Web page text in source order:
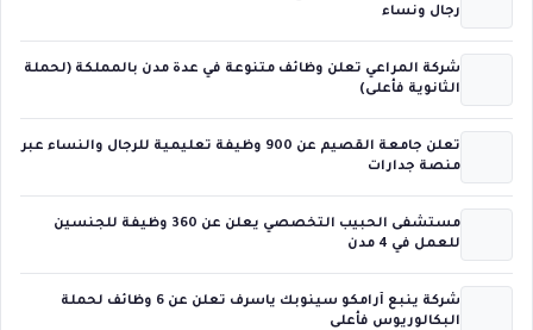
رجال ونساء
شركة المراعي تعلن وظائف متنوعة في عدة مدن بالمملكة (لحملة
الثانوية فأعلى)
تعلن جامعة القصيم عن 900 وظيفة تعليمية للرجال والنساء عبر
منصة جدارات
مستشفى الحبيب التخصصي يعلن عن 360 وظيفة للجنسين
للعمل في 4 مدن
شركة ينبع أرامكو سينوبك ياسرف تعلن عن 6 وظائف لحملة
البكالوريوس فأعلى